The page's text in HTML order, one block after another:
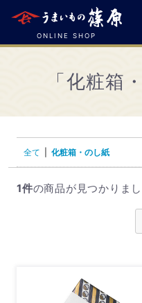
ONLINE SHOP
「化粧箱
全て 化粧箱・のし紙
1件の商品が見つかりまし